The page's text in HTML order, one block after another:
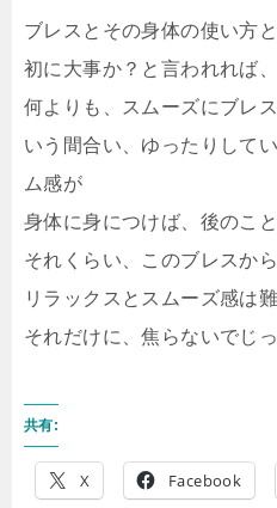
ブレスとその身体の使い方
初に大事か？と言われれば
何よりも、スムーズにブレ
いう間合い、ゆったりして
ム感が
身体に身につけば、後のこ
それくらい、このブレスか
リラックスとスムーズ感は難
それだけに、焦らないでじ
共有:
X Facebook